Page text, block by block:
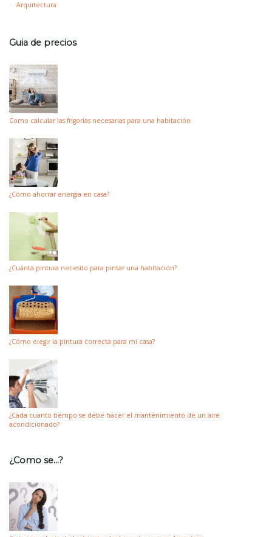
Arquitectura
Guia de precios
Como calcular las frigorías necesarias para una habitación
¿Cómo ahorrar energia en casa?
¿Cuánta pintura necesito para pintar una habitación?
¿Cómo elegir la pintura correcta para mi casa?
¿Cada cuanto tiempo se debe hacer el mantenimiento de un aire
acondicionado?
¿Como se…?